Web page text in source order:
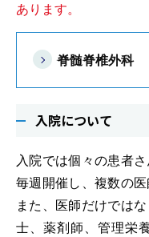
あります。
脊髄脊椎外科
入院について
入院では個々の患者
毎週開催し、複数の
また、医師だけでは
士、薬剤師、管理栄